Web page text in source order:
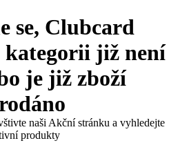
se, Clubcard
již není
je již zboží
naši Akční stránku a vyhledejte
produkty